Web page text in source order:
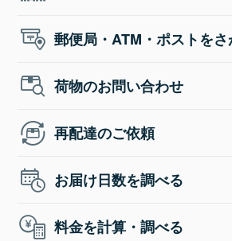
郵便局・ATM・ポストを
荷物のお問い合わせ
再配達のご依頼
お届け日数を調べる
料金を計算・調べる